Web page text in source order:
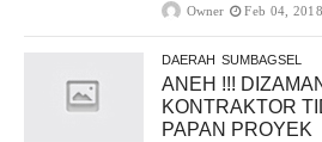
Owner Feb 04, 2018
DAERAH SUMBAGSEL
ANEH !!!
KONTRAKTOR
PAPAN PROYEK